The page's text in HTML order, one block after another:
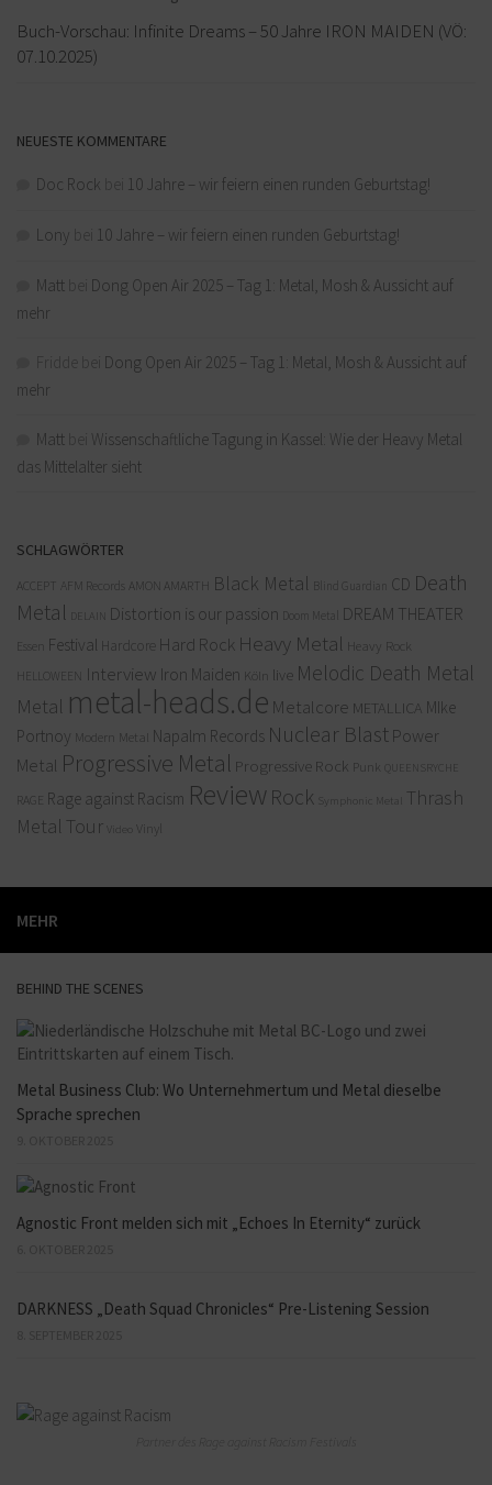
Buch-Vorschau: Infinite Dreams – 50 Jahre IRON MAIDEN (VÖ:
07.10.2025)
NEUESTE KOMMENTARE
Doc Rock 10 Jahre – wir feiern einen runden Geburtstag!
Lony 10 Jahre – wir feiern einen runden Geburtstag!
Matt
Dong Open Air 2025 – Tag 1: Metal, Mosh & Aussicht auf
mehr
Dong Open Air 2025 – Tag 1: Metal, Mosh & Aussicht auf
mehr
Matt
Wissenschaftliche Tagung in Kassel: Wie der Heavy Metal
das Mittelalter sieht
SCHLAGWÖRTER
ACCEPT AFM Records AMON AMARTH Black Metal Blind Guardian CD Death
Metal
DELAIN Distortion is our passion Doom Metal DREAM THEATER
Essen Festival Hardcore Hard Rock Heavy Metal Heavy Rock
HELLOWEEN Interview Iron Maiden Köln live Melodic Death Metal
Metal metal-heads.de Metalcore METALLICA MIke
Portnoy Modern Metal Napalm Records Nuclear Blast Power
Metal Progressive Metal Progressive Rock Punk QUEENSRYCHE
RAGE Rage against Racism Review Rock Symphonic Metal
Thrash
Metal Tour Video Vinyl
MEHR
BEHIND THE SCENES
Metal Business Club: Wo Unternehmertum und Metal dieselbe
Sprache sprechen
Agnostic Front melden sich mit „Echoes In Eternity“ zurück
DARKNESS „Death Squad Chronicles“ Pre-Listening Session